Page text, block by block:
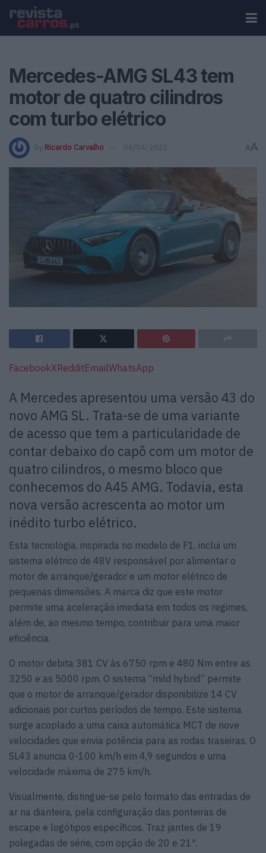
Mercedes-AMG SL43 tem
motor de quatro cilindros
com turbo elétrico
by Ricardo Carvalho 06/04/2022 AA
FacebookXRedditEmailWhatsApp
A Mercedes apresentou uma versão 43 do
novo AMG SL. Trata-se de uma variante
de acesso que tem a particularidade de
contar debaixo do capô com um motor de
quatro cilindros, o mesmo bloco que
conhecemos do A45 AMG. Todavia, esta
nova versão acrescenta ao motor um
inédito turbo elétrico.
Esta tecnologia, inspirada no modelo de F1, inclui um
sistema elétrico de 48V responsável por alimentar o
motor de arranque/gerador e um motor elétrico de
pequenas dimensões. A marca diz que este motor
permite uma aceleração imediata em todos os regimes,
além de, ao mesmo tempo, contribuir para uma maior
eficiência.
O motor debita 381 CV às 6750 rpm e 480 Nm entre as
3250 e as 5000 rpm. O sistema “mild hybrid” permite
que o motor de arranque/gerador disponibilize 14 CV
adicionais por curtos períodos de tempo. Este sistema
surge acoplado a uma caixa automática MCT de nove
velocidades que envia potência para as rodas traseiras. O
SL43 anuncia 0-100 km/h em 4,9 segundos e uma
velocidade máxima de 275 km/h.
Visualmente, distingue-se pelo formato das entradas de
ar na dianteira, pela configuração das ponteiras de
escape e logótipos específicos. Traz jantes de 19
polegadas de série, com opção de 20 e 21″.